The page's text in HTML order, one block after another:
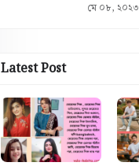
মে ০৮, ২০২৩
Latest Post